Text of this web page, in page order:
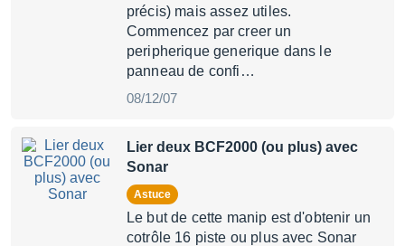
précis) mais assez utiles.
Commencez par creer un
peripherique generique dans le
panneau de confi…
08/12/07
Lier deux BCF2000 (ou plus) avec
Sonar
Astuce
Le but de cette manip est d'obtenir un
cotrôle 16 piste ou plus avec Sonar